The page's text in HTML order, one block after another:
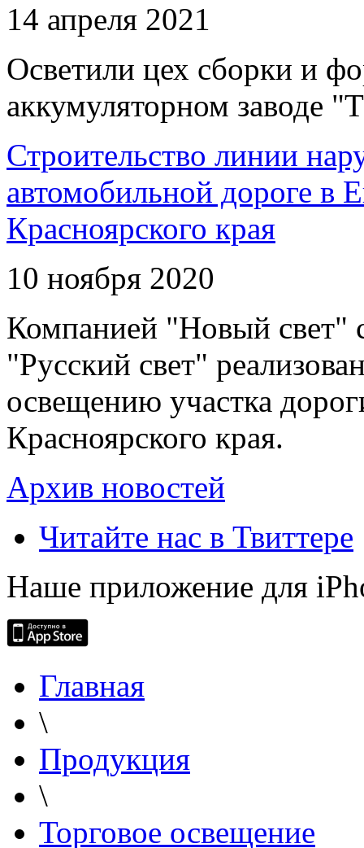
14 апреля 2021
Осветили цех сборки и
аккумуляторном заводе
Строительство линии
автомобильной дороге в
Красноярского края
10 ноября 2020
Компанией "Новый свет"
"Русский свет"
освещению участка
Красноярского края.
Архив новостей
Читайте нас в Твиттере
Наше приложение для
Главная
\
Продукция
\
Торговое освещение